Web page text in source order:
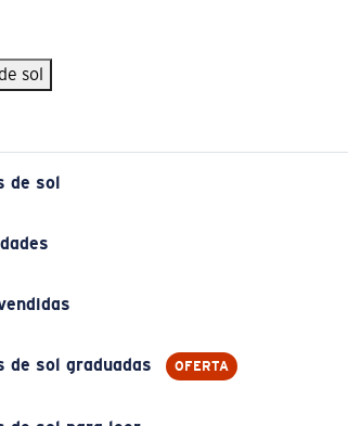
sol
de sol
de sol graduadas OFERTA